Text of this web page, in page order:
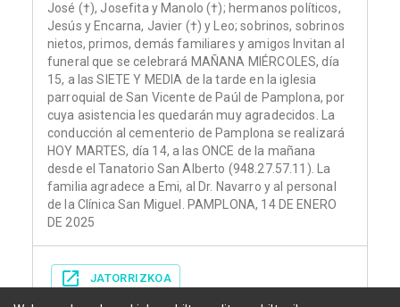
José (†), Josefita y Manolo (†); hermanos políticos,
Jesús y Encarna, Javier (†) y Leo; sobrinos, sobrinos
nietos, primos, demás familiares y amigos Invitan al
funeral que se celebrará MAÑANA MIÉRCOLES, día
15, a las SIETE Y MEDIA de la tarde en la iglesia
parroquial de San Vicente de Paúl de Pamplona, por
cuya asistencia les quedarán muy agradecidos. La
conducción al cementerio de Pamplona se realizará
HOY MARTES, día 14, a las ONCE de la mañana
desde el Tanatorio San Alberto (948.27.57.11). La
familia agradece a Emi, al Dr. Navarro y al personal
de la Clínica San Miguel. PAMPLONA, 14 DE ENERO
DE 2025
JATORRIZKOA